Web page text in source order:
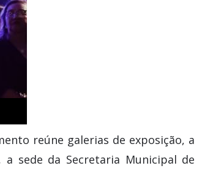
reúne galerias de exposição, a
a sede da Secretaria Municipal de